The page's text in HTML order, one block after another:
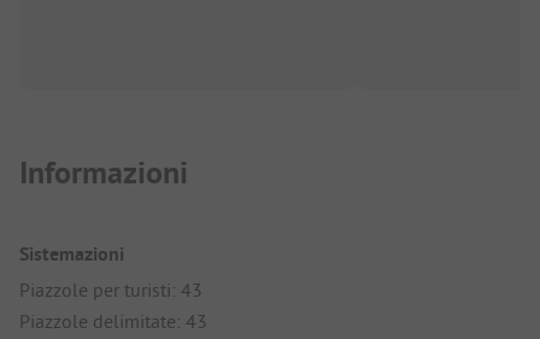
Informazioni
Sistemazioni
Piazzole per turisti: 43
Piazzole delimitate: 43